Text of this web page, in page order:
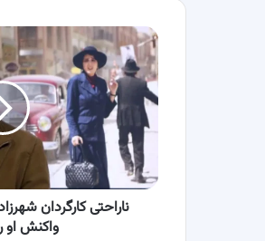
ناراحتی
کارگردان
شهرزاد
از
اقدام
بهرنگ
علوی/
واکنش
او
ناراحتی کارگردان
واکنش او